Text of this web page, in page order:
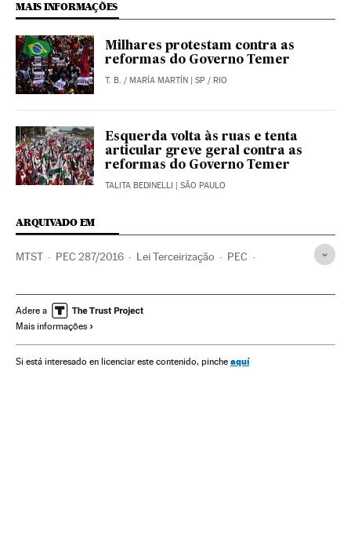
MAIS INFORMAÇÕES
Milhares protestam contra as
reformas do Governo Temer
T. B. / MARÍA MARTÍN | SP / RIO
Esquerda volta às ruas e tenta
articular greve geral contra as
reformas do Governo Temer
TALITA BEDINELLI | SÃO PAULO
ARQUIVADO EM
MTST PEC 287/2016 Lei Terceirização PEC
São Paulo Presidente Brasil
Precariedade trabalhista
Presidência Brasil Legislação Brasileira
Adere a
Mais informações
Si está interesado en licenciar este contenido, pinche aquí